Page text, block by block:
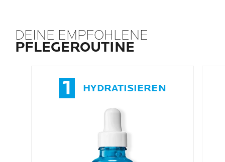
DEINE EMPFOHLENE
PFLEGEROUTINE
1 HYDRATISIEREN